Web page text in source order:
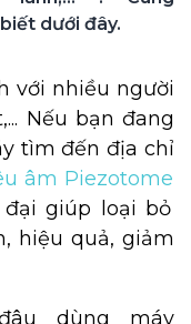
dưới đây.
với nhiều người
Nếu bạn đang
tìm đến địa chỉ
âm Piezotome
giúp loại bỏ
hiệu quả, giảm
dùng máy